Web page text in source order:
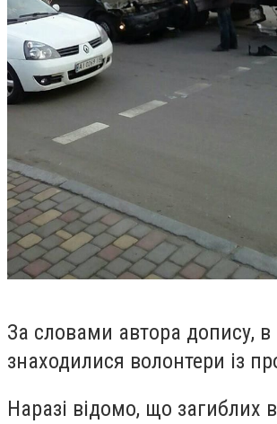
За словами автора допису, в
знаходилися волонтери із
Наразі відомо, що загиблих в